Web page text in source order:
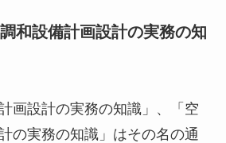
和設備計画設計の実務の知
画設計の実務の知識」、「空
の実務の知識」はその名の通